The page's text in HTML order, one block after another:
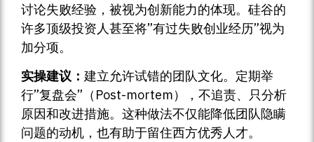
讨论失败经验，被视为创新能力的体现。硅谷的
许多顶级投资人甚至将”有过失败创业经历”视为
加分项。
实操建议： 建立允许试错的团队文化。定期举
行”复盘会”（Post-mortem），不追责、只分析
原因和改进措施。这种做法不仅能降低团队隐瞒
问题的动机，也有助于留住西方优秀人才。